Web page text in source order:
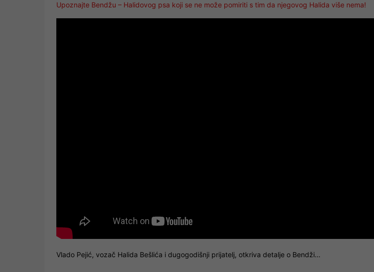
Upoznajte Bendžu – Halidovog psa koji se ne može pomiriti s tim da njegovog Halida više nema!
Vlado Pejić, vozač Halida Bešlića i dugogodišnji prijatelj, otkriva detalje o Bendži…